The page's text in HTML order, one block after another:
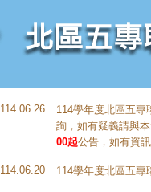
114.06.26
114學年度北區五專
詢，如有疑義請與
00起公告，如有資
114.06.20 114學年度北區五專